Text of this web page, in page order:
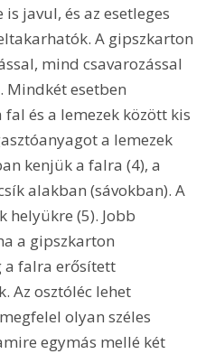
javul, és az esetleges
A gipszkarton
mind csavarozással
Mindkét esetben
és a lemezek között kis
a lemezek
kenjük a falra (4), a
alakban (sávokban). A
helyükre (5). Jobb
a gipszkarton
a falra erősített
Az osztóléc lehet
olyan széles
egymás mellé két